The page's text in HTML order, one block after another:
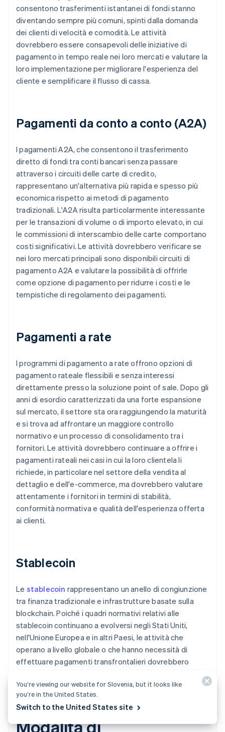
consentono trasferimenti istantanei di fondi stanno
diventando sempre più comuni, spinti dalla domanda
dei clienti di velocità e comodità. Le attività
dovrebbero essere consapevoli delle iniziative di
pagamento in tempo reale nei loro mercati e valutare la
loro implementazione per migliorare l'esperienza del
cliente e semplificare il flusso di cassa.
Pagamenti da conto a conto (A2A)
I pagamenti A2A, che consentono il trasferimento
diretto di fondi tra conti bancari senza passare
attraverso i circuiti delle carte di credito,
rappresentano un'alternativa più rapida e spesso più
economica rispetto ai metodi di pagamento
tradizionali. L'A2A risulta particolarmente interessante
per le transazioni di volume o di importo elevato, in cui
le commissioni di interscambio delle carte comportano
costi significativi. Le attività dovrebbero verificare se
nei loro mercati principali sono disponibili circuiti di
pagamento A2A e valutare la possibilità di offrirle
come opzione di pagamento per ridurre i costi e le
tempistiche di regolamento dei pagamenti.
Pagamenti a rate
I programmi di pagamento a rate offrono opzioni di
pagamento rateale flessibili e senza interessi
direttamente presso la soluzione point of sale. Dopo gli
anni di esordio caratterizzati da una forte espansione
sul mercato, il settore sta ora raggiungendo la maturità
e si trova ad affrontare un maggiore controllo
normativo e un processo di consolidamento tra i
fornitori. Le attività dovrebbero continuare a offrire i
pagamenti rateali nei casi in cui la loro clientela li
richiede, in particolare nel settore della vendita al
dettaglio e dell'e-commerce, ma dovrebbero valutare
attentamente i fornitori in termini di stabilità,
conformità normativa e qualità dell'esperienza offerta
ai clienti.
Stablecoin
Le stablecoin rappresentano un anello di congiunzione
tra finanza tradizionale e infrastrutture basate sulla
blockchain. Poiché i quadri normativi relativi alle
stablecoin continuano a evolversi negli Stati Uniti,
nell'Unione Europea e in altri Paesi, le attività che
operano a livello globale o che hanno necessità di
effettuare pagamenti transfrontalieri dovrebbero
Modalità di
You’re viewing our website for Slovenia, but it looks like
you’re in the United States.
Switch to the United States site